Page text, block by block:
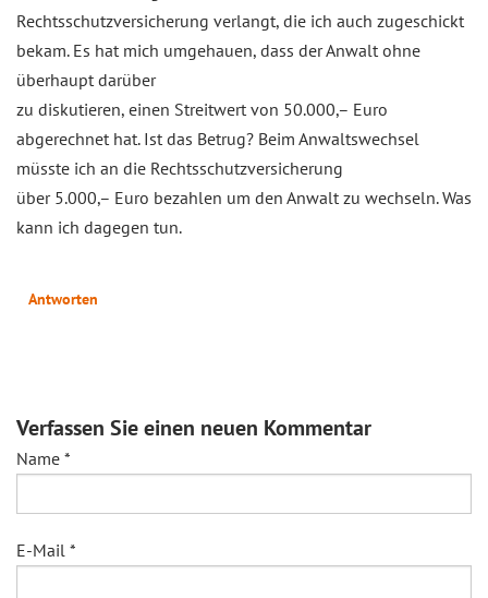
Rechtsschutzversicherung verlangt, die ich auch zugeschickt
bekam. Es hat mich umgehauen, dass der Anwalt ohne
überhaupt darüber
zu diskutieren, einen Streitwert von 50.000,– Euro
abgerechnet hat. Ist das Betrug? Beim Anwaltswechsel
müsste ich an die Rechtsschutzversicherung
über 5.000,– Euro bezahlen um den Anwalt zu wechseln. Was
kann ich dagegen tun.
Antworten
Verfassen Sie einen neuen Kommentar
Name *
E-Mail *